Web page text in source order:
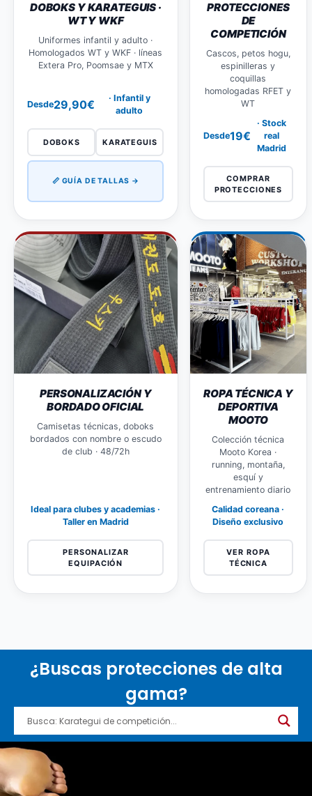
DOBOKS Y KARATEGUIS ·
WT Y WKF
Uniformes infantil y adulto ·
Homologados WT y WKF · líneas
Extera Pro, Poomsae y MTX
Desde29,90€
· Infantil y
adulto
DOBOKS KARATEGUIS
📏 GUÍA DE TALLAS →
PROTECCIONES
DE
COMPETICIÓN
Cascos, petos hogu,
espinilleras y
coquillas
homologadas RFET y
WT
Desde19€
· Stock
real
Madrid
COMPRAR
PROTECCIONES
PERSONALIZACIÓN Y
BORDADO OFICIAL
Camisetas técnicas, doboks
bordados con nombre o escudo
de club · 48/72h
Ideal para clubes y academias ·
Taller en Madrid
PERSONALIZAR
EQUIPACIÓN
ROPA TÉCNICA Y
DEPORTIVA
MOOTO
Colección técnica
Mooto Korea ·
running, montaña,
esquí y
entrenamiento diario
Calidad coreana ·
Diseño exclusivo
VER ROPA
TÉCNICA
¿Buscas protecciones de alta
gama?